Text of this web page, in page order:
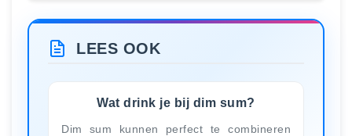
LEES OOK
Wat drink je bij dim sum?
Dim sum kunnen perfect te combineren